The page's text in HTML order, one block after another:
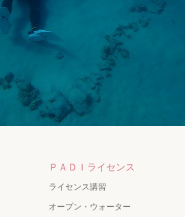
ＰＡＤＩライセンス
ライセンス講習
オープン・ウォーター